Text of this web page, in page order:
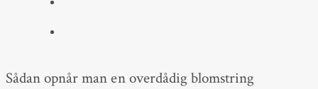
Sådan opnår man en overdådig blomstring